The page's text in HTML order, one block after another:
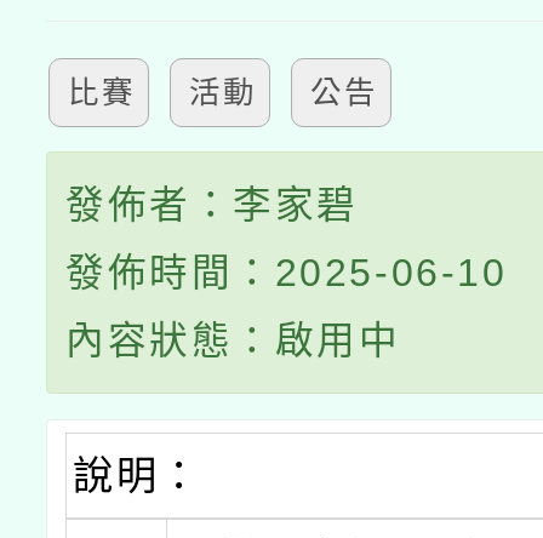
比賽 活動 公告
發佈者：李家碧
發佈時間：2025-06-10
內容狀態：啟用中
說明：